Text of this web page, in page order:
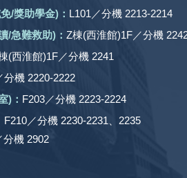
/獎助學金)： L101／分機 2213-2214
/急難救助) ： Z棟(西淮館)1F／分機
(西淮館)1F／分機 2241
分機 2220-2222
)： F203／分機 2223-2224
F210／分機 2230-2231、2235
分機 2902